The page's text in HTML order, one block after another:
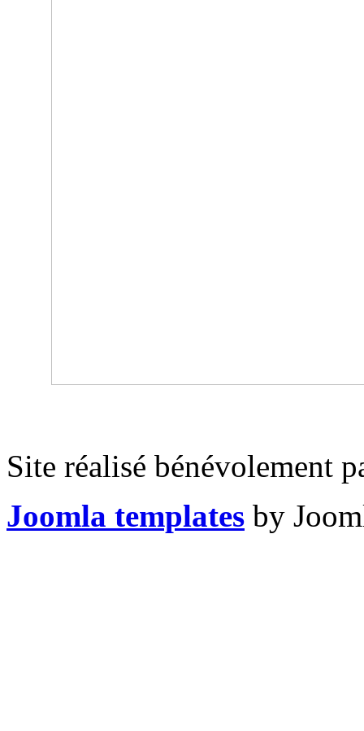
Site réalisé bénévolement
Joomla templates by